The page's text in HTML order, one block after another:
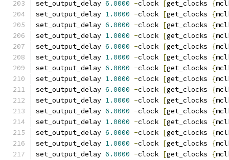
set_output_delay 6.0000 -clock [get_clocks {
set_output_delay 1.0000 -clock [get_clocks {
set_output_delay 6.0000 -clock [get_clocks {
set_output_delay 1.0000 -clock [get_clocks {
set_output_delay 6.0000 -clock [get_clocks {
set_output_delay 1.0000 -clock [get_clocks {
set_output_delay 6.0000 -clock [get_clocks {
set_output_delay 1.0000 -clock [get_clocks {
set_output_delay 6.0000 -clock [get_clocks {
set_output_delay 1.0000 -clock [get_clocks {
set_output_delay 6.0000 -clock [get_clocks {
set_output_delay 1.0000 -clock [get_clocks {
set_output_delay 6.0000 -clock [get_clocks {
set_output_delay 1.0000 -clock [get_clocks {
set_output_delay 6.0000 -clock [get_clocks {